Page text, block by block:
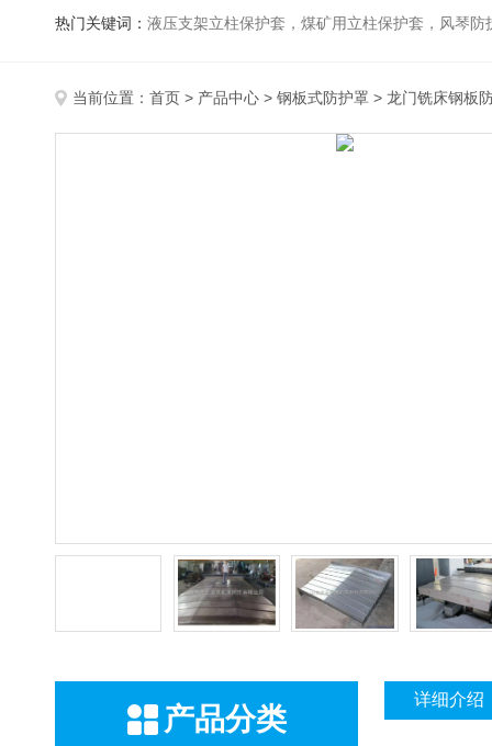
热门关键词： 液压支架立柱保护套，煤矿用立柱保护套，风琴
当前位置： 首页 > 产品中心 > 钢板式防护罩 > 龙门铣床钢板
产品分类
详细介绍